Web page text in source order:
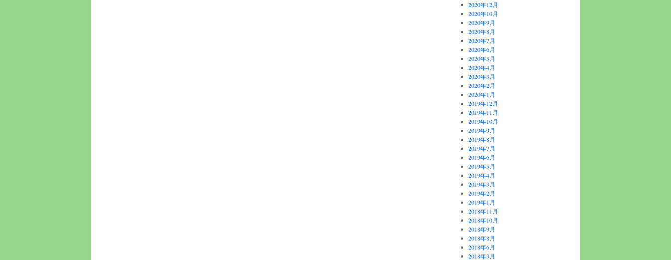
2020年12月
2020年10月
2020年9月
2020年8月
2020年7月
2020年6月
2020年5月
2020年4月
2020年3月
2020年2月
2020年1月
2019年12月
2019年11月
2019年10月
2019年9月
2019年8月
2019年7月
2019年6月
2019年5月
2019年4月
2019年3月
2019年2月
2019年1月
2018年11月
2018年10月
2018年9月
2018年8月
2018年6月
2018年3月